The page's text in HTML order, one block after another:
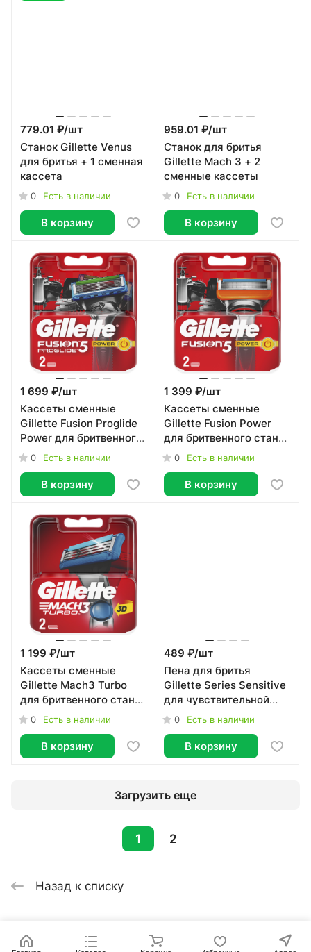
779.01 ₽/шт
Станок Gillette Venus
для бритья + 1 сменная
кассета
0 Есть в наличии
В корзину
959.01 ₽/шт
Станок для бритья
Gillette Mach 3 + 2
сменные кассеты
0 Есть в наличии
В корзину
1 699 ₽/шт
Кассеты сменные
Gillette Fusion Proglide
Power для бритвенного
станка 2шт
0 Есть в наличии
В корзину
1 399 ₽/шт
Кассеты сменные
Gillette Fusion Power
для бритвенного станка
2шт
0 Есть в наличии
В корзину
1 199 ₽/шт
Кассеты сменные
Gillette Mach3 Turbo
для бритвенного станка
2шт
0 Есть в наличии
В корзину
489 ₽/шт
Пена для бритья
Gillette Series Sensitive
для чувствительной
кожи с алоэ, 250мл
0 Есть в наличии
В корзину
Загрузить еще
1 2
Назад к списку